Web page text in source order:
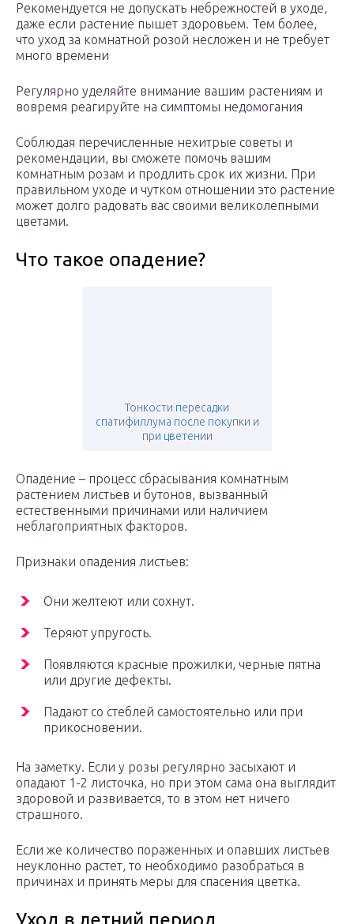
Рекомендуется не допускать небрежностей в уходе,
даже если растение пышет здоровьем. Тем более,
что уход за комнатной розой несложен и не требует
много времени
Регулярно уделяйте внимание вашим растениям и
вовремя реагируйте на симптомы недомогания
Соблюдая перечисленные нехитрые советы и
рекомендации, вы сможете помочь вашим
комнатным розам и продлить срок их жизни. При
правильном уходе и чутком отношении это растение
может долго радовать вас своими великолепными
цветами.
Что такое опадение?
Тонкости пересадки
спатифиллума после покупки и
при цветении
Опадение – процесс сбрасывания комнатным
растением листьев и бутонов, вызванный
естественными причинами или наличием
неблагоприятных факторов.
Признаки опадения листьев:
Они желтеют или сохнут.
Теряют упругость.
Появляются красные прожилки, черные пятна
или другие дефекты.
Падают со стеблей самостоятельно или при
прикосновении.
На заметку. Если у розы регулярно засыхают и
опадают 1-2 листочка, но при этом сама она выглядит
здоровой и развивается, то в этом нет ничего
страшного.
Если же количество пораженных и опавших листьев
неуклонно растет, то необходимо разобраться в
причинах и принять меры для спасения цветка.